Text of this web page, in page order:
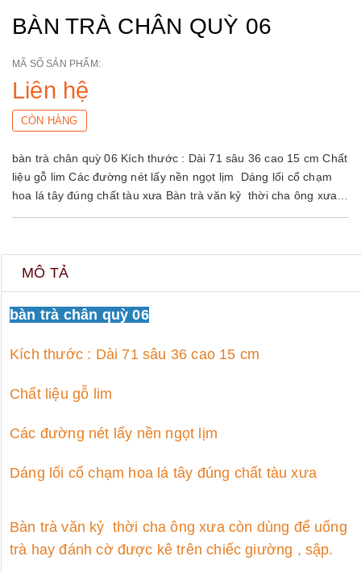
BÀN TRÀ CHÂN QUỲ 06
MÃ SỐ SẢN PHẨM:
Liên hệ
CÒN HÀNG
bàn trà chân quỳ 06 Kích thước : Dài 71 sâu 36 cao 15 cm Chất
liệu gỗ lim Các đường nét lấy nền ngọt lịm Dáng lối cổ chạm
hoa lá tây đúng chất tàu xưa Bàn trà văn kỷ thời cha ông xưa
lên tem cực đẹp Chiếc bàn kỷ này rất thích hợp cho bày trí
MÔ TẢ
bàn trà chân quỳ 06
Kích thước : Dài 71 sâu 36 cao 15 cm
Chất liệu gỗ lim
Các đường nét lấy nền ngọt lịm
Dáng lối cổ chạm hoa lá tây đúng chất tàu xưa
Bàn trà văn kỷ thời cha ông xưa còn dùng để uống
trà hay đánh cờ được kê trên chiếc giường , sập.